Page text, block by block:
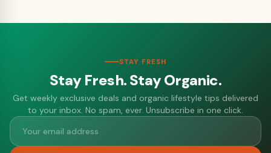
STAY FRESH
Stay Fresh. Stay Organic.
Get weekly exclusive deals and organic lifestyle tips delivered
to your inbox. No spam, ever. Unsubscribe in one click.